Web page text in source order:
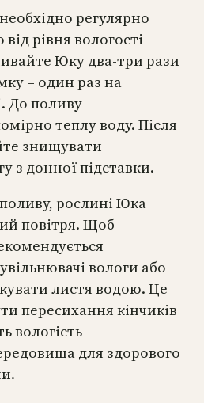
регулярно
рівня вологості
Юку два-три рази
– один раз на
До поливу
теплу воду. Після
знищувати
з донної підставки.
рослині Юка
повітря. Щоб
вологи або
листя водою. Це
пересихання кінчиків
вологість
для здорового